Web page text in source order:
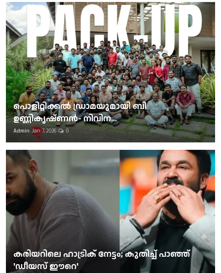
പൊളിറ്റിക്കല്‍ ഡ്രാമയുമായി ബി
ഉണ്ണികൃഷ്ണന്‍- നിവിന...
Admin Jan 7, 2026 0
കരിയറിലെ ഹാട്രിക് നേട്ടം; കുതിച്ച് പാഞ്ഞ്
'ഡീയസ് ഈറെ'